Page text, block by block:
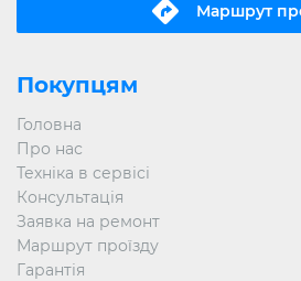
Маршрут
Покупцям
Головна
Про нас
Техніка в сервісі
Консультація
Заявка на ремонт
Маршрут проїзду
Гарантія